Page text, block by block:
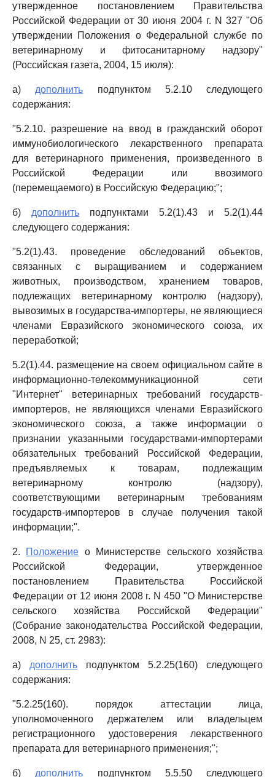
утвержденное постановлением Правительства
Российской Федерации от 30 июня 2004 г. N 327 "Об
утверждении Положения о Федеральной службе по
ветеринарному и фитосанитарному надзору"
(Российская газета, 2004, 15 июля):
а) дополнить подпунктом 5.2.10 следующего
содержания:
"5.2.10. разрешение на ввод в гражданский оборот
иммунобиологического лекарственного препарата
для ветеринарного применения, произведенного в
Российской Федерации или ввозимого
(перемещаемого) в Российскую Федерацию;";
б) дополнить подпунктами 5.2(1).43 и 5.2(1).44
следующего содержания:
"5.2(1).43. проведение обследований объектов,
связанных с выращиванием и содержанием
животных, производством, хранением товаров,
подлежащих ветеринарному контролю (надзору),
вывозимых в государства-импортеры, не являющиеся
членами Евразийского экономического союза, их
переработкой;
5.2(1).44. размещение на своем официальном сайте в
информационно-телекоммуникационной сети
"Интернет" ветеринарных требований государств-
импортеров, не являющихся членами Евразийского
экономического союза, а также информации о
признании указанными государствами-импортерами
обязательных требований Российской Федерации,
предъявляемых к товарам, подлежащим
ветеринарному контролю (надзору),
соответствующими ветеринарным требованиям
государств-импортеров в случае получения такой
информации;".
2. Положение о Министерстве сельского хозяйства
Российской Федерации, утвержденное
постановлением Правительства Российской
Федерации от 12 июня 2008 г. N 450 "О Министерстве
сельского хозяйства Российской Федерации"
(Собрание законодательства Российской Федерации,
2008, N 25, ст. 2983):
а) дополнить подпунктом 5.2.25(160) следующего
содержания:
"5.2.25(160). порядок аттестации лица,
уполномоченного держателем или владельцем
регистрационного удостоверения лекарственного
препарата для ветеринарного применения;";
б) дополнить подпунктом 5.5.50 следующего